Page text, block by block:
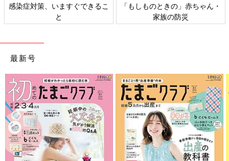
感染症対策、いますぐできるこ
と
「もしものときの」赤ちゃん・
家族の防災
最新号